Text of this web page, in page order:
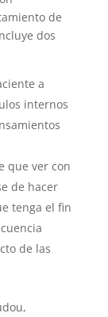
de
dos
a
internos
que ver con
de hacer
tenga el fin
de las